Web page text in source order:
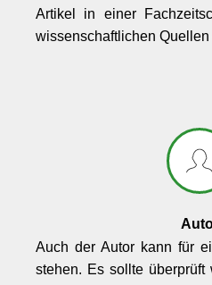
Artikel in einer
wissenschaftlichen
Auch der Autor kann für
stehen. Es sollte